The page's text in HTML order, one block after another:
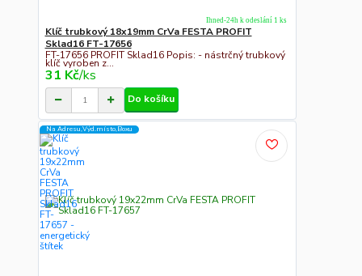
Klíč trubkový 18x19mm CrVa FESTA PROFIT
Sklad16 FT-17656
FT-17656 PROFIT Sklad16 Popis: - nástrčný trubkový
klíč vyroben z...
31 Kč/ks
Ihned-24h k odeslání 1 ks
Do košíku
Na Adresu,Výd.místo,Boxu